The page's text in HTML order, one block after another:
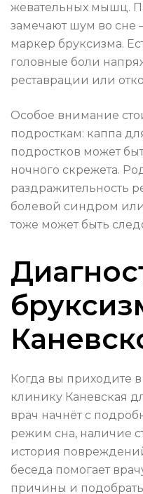
жевательных мышц.
замечают шум во сне
маркер бруксизма.
головные боли
реставрации или
Особое внимание
подросткам: каппа
подростков может
ночного скрежета.
раздражительность
болевой синдром
тоже может быть
Когда вы приходите
клинику Каневская
врач начнёт с
режим сна, наличие
история
беседа помогает
причины и